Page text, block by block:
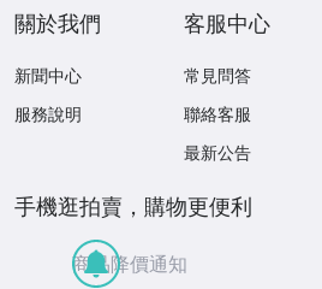
關於我們
新聞中心
服務說明
客服中心
常見問答
聯絡客服
最新公告
手機逛拍賣，購物更便利
商品降價通知